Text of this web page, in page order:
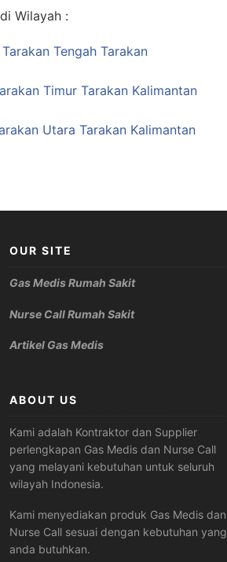
Wilayah :
Tengah Tarakan
Timur Tarakan Kalimantan
Utara Tarakan Kalimantan
OUR SITE
Gas Medis Rumah Sakit
Nurse Call Rumah Sakit
Artikel Gas Medis
ABOUT US
Kami adalah Kontraktor dan Supplier
perlengkapan Gas Medis dan Nurse Call
yang melayani kebutuhan untuk seluruh
wilayah Indonesia.
Kami menyediakan produk Gas Medis dan
Nurse Call sesuai dengan kebutuhan yang
anda butuhkan.